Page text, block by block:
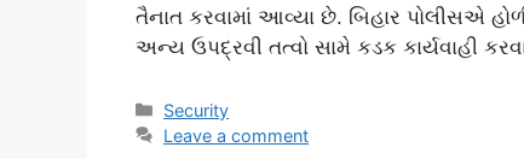
તૈનાત કરવામાં આવ્યા છે. બિહાર પોલીસએ
અન્ય ઉપદ્રવી તત્વો સામે કડક કાર્યવાહી
Categories
Security
Leave a comment